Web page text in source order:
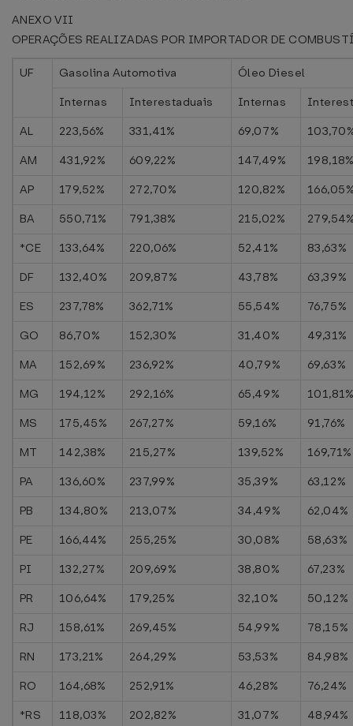
ANEXO VII
OPERAÇÕES REALIZADAS POR IMPORTADOR DE
UF Gasolina Automotiva
Óleo Diesel
Internas
Interestaduais Internas
AL
223,56% 331,41% 69,07%
AM
431,92% 609,22% 147,49%
AP
179,52% 272,70% 120,82%
BA
550,71% 791,38% 215,02%
*CE
133,64% 220,06% 52,41%
83,63%
DF
132,40% 209,87% 43,78%
63,39%
ES
237,78% 362,71% 55,54%
76,75%
GO
86,70% 152,30% 31,40%
49,31%
MA
152,69% 236,92% 40,79%
69,63%
MG
194,12% 292,16% 65,49%
MS
175,45% 267,27% 59,16%
91,76%
MT
142,38% 215,27% 139,52%
169,71%
PA
136,60% 237,99% 35,39%
63,12%
PB
134,80% 213,07% 34,49%
62,04%
PE
166,44% 255,25% 30,08%
58,63%
PI
132,27% 209,69% 38,80%
67,23%
PR
106,64% 179,25% 32,10%
50,12%
RJ
158,61% 269,45% 54,99%
78,15%
RN
173,21% 264,29% 53,53%
84,98%
RO
164,68% 252,91% 46,28%
76,24%
*RS
118,03% 202,82% 31,07%
48,94%